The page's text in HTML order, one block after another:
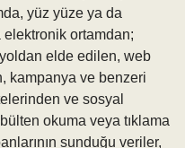
yüz yüze ya da
elektronik ortamdan;
elde edilen, web
kampanya ve benzeri
ve sosyal
okuma veya tıklama
sunduğu veriler,